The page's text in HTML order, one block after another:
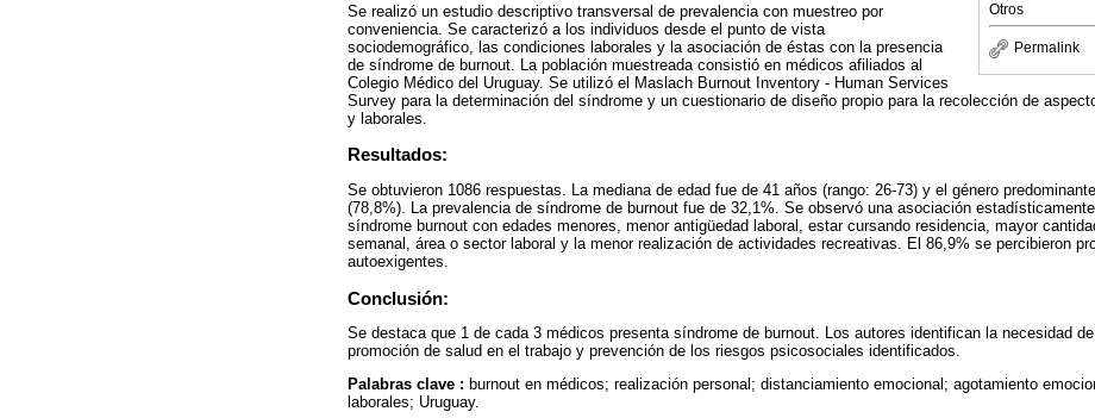
Otros
Permalink
Se realizó un estudio descriptivo transversal de prevalencia con muestreo por
conveniencia. Se caracterizó a los individuos desde el punto de vista
sociodemográfico, las condiciones laborales y la asociación de éstas con la presencia
de síndrome de burnout. La población muestreada consistió en médicos afiliados al
Colegio Médico del Uruguay. Se utilizó el Maslach Burnout Inventory - Human Services
Survey para la determinación del síndrome y un cuestionario de diseño propio para la recolección de
y laborales.
Resultados:
Se obtuvieron 1086 respuestas. La mediana de edad fue de 41 años (rango: 26-73) y el género
(78,8%). La prevalencia de síndrome de burnout fue de 32,1%. Se observó una asociación
síndrome burnout con edades menores, menor antigüedad laboral, estar cursando residencia, mayor
semanal, área o sector laboral y la menor realización de actividades recreativas. El 86,9% se percibieron
autoexigentes.
Conclusión:
Se destaca que 1 de cada 3 médicos presenta síndrome de burnout. Los autores identifican la necesidad
promoción de salud en el trabajo y prevención de los riesgos psicosociales identificados.
Palabras clave : burnout en médicos; realización personal; distanciamiento emocional; agotamiento
laborales; Uruguay.